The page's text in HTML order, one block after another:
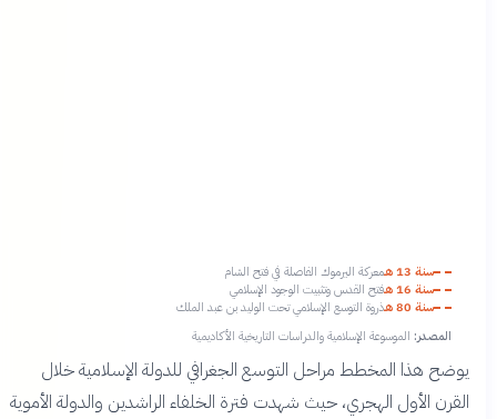
سنة 13 هـ
معركة اليرموك الفاصلة في فتح الشام
سنة 16 هـ
فتح القدس وتثبيت الوجود الإسلامي
سنة 80 هـ
ذروة التوسع الإسلامي تحت الوليد بن عبد الملك
المصدر:الموسوعة الإسلامية والدراسات التاريخية الأكاديمية
يوضح هذا المخطط مراحل التوسع الجغرافي للدولة الإسلامية خلال
القرن الأول الهجري، حيث شهدت فترة الخلفاء الراشدين والدولة الأموية